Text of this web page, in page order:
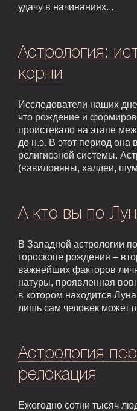
удачу в начинаниях...
Астрология:
корни
Исследователи наших
что рождение и
проистекало на этапе
до н.э. В этот период она
религиозной системы.
(вавилоняны, халдеи,
А кто вы по
В Западной астрологии
гороскопе рождения –
важнейших факторов
натуры, проявленная
в котором находится
лишь сам человек может
Астрология
релокация
Ежегодно сотни тысяч